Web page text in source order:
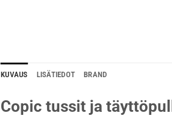
KUVAUS LISÄTIEDOT BRAND
Copic tussit ja